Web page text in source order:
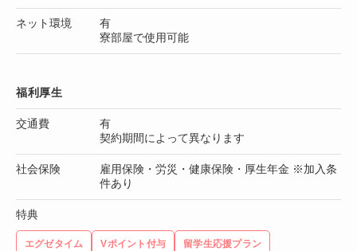
ネット環境
有
寮部屋で使用可能
福利厚生
交通費
有
契約期間によって異なります
社会保険
雇用保険・労災・健康保険・厚生年金 ※加入条
件あり
特典
エグゼタイム Vポイント付与 留学生応援プラン